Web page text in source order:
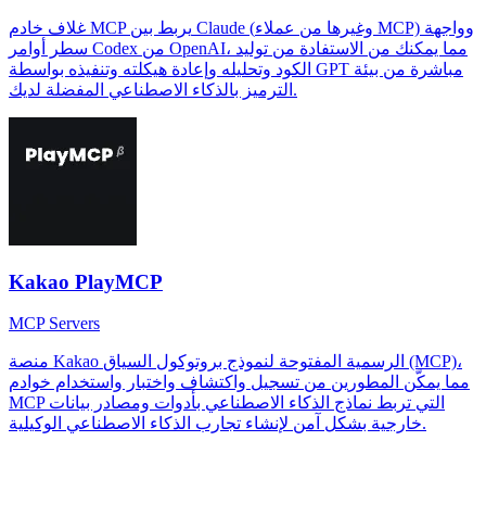
غلاف خادم MCP يربط بين Claude (وغيرها من عملاء MCP) وواجهة
سطر أوامر Codex من OpenAI، مما يمكنك من الاستفادة من توليد
الكود وتحليله وإعادة هيكلته وتنفيذه بواسطة GPT مباشرة من بيئة
الترميز بالذكاء الاصطناعي المفضلة لديك.
Kakao PlayMCP
MCP Servers
منصة Kakao الرسمية المفتوحة لنموذج بروتوكول السياق (MCP)،
مما يمكّن المطورين من تسجيل واكتشاف واختبار واستخدام خوادم
MCP التي تربط نماذج الذكاء الاصطناعي بأدوات ومصادر بيانات
خارجية بشكل آمن لإنشاء تجارب الذكاء الاصطناعي الوكيلية.